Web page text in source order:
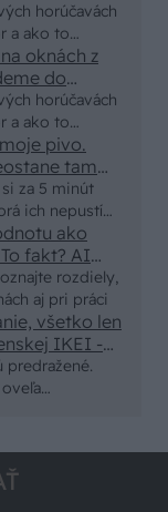
horúčavách
a ako to
horúčavách
a ako to
oknách z
do
okolo 100
za 5 minút
ich nepustí
pivo.
tam
efektivne.
rozdiely,
aj pri práci
ako
tak 15
predražené.
všetko len
IKEI -
námahy s
lepšie než